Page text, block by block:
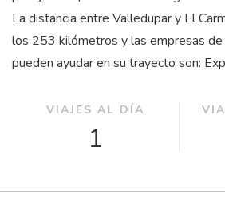
La distancia entre Valledupar y El
los 253 kilómetros y las empresas
pueden ayudar en su trayecto son:
VIAJES AL DÍA
1